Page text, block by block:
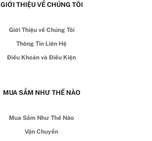
GIỚI THIỆU VỀ CHÚNG TÔI
Giới Thiệu về Chúng Tôi
Thông Tin Liên Hệ
Điều Khoản và Điều Kiện
MUA SẮM NHƯ THẾ NÀO
Mua Sắm Như Thế Nào
Vận Chuyển